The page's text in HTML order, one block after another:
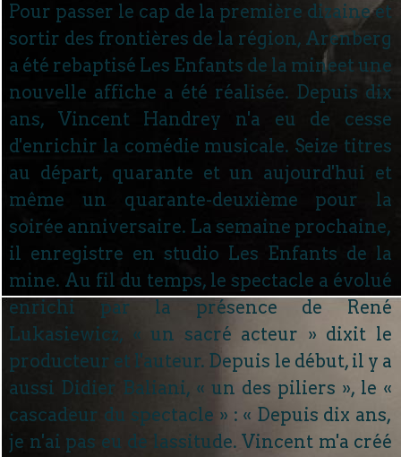
Pour passer le cap de la première dizaine et
sortir des frontières de la région, Arenberg
a été rebaptisé Les Enfants de la mineet une
nouvelle affiche a été réalisée. Depuis dix
ans, Vincent Handrey n'a eu de cesse
d'enrichir la comédie musicale. Seize titres
au départ, quarante et un aujourd'hui et
même un quarante-deuxième pour la
soirée anniversaire. La semaine prochaine,
il enregistre en studio Les Enfants de la
mine. Au fil du temps, le spectacle a évolué
enrichi par la présence de René
Lukasiewicz, « un sacré acteur » dixit le
producteur et l'auteur. Depuis le début, il y a
aussi Didier Baliani, « un des piliers », le «
cascadeur du spectacle » : « Depuis dix ans,
je n'ai pas eu de lassitude. Vincent m'a créé